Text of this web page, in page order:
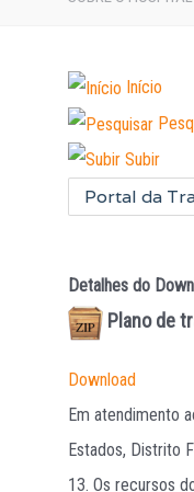
Início
Subir
Detalhes do
Plano de
Download
Em atendimento
Estados, Distrito
13. Os recursos